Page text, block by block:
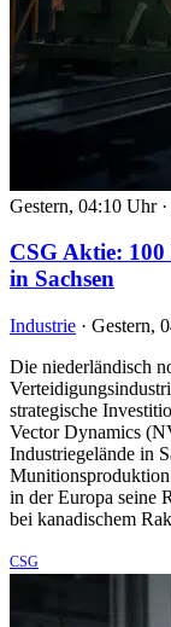
Gestern, 04:10 Uhr ·
CSG Aktie:
in Sachsen
Industrie · Gestern,
Die niederländisch
strategische
Vector Dynamics
Industriegelände in
in der Europa seine
bei kanadischem
CSG